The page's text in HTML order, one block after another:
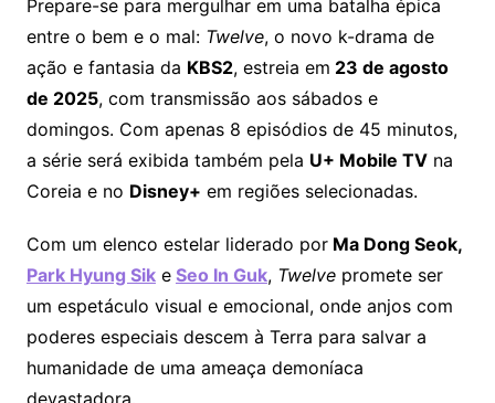
Prepare-se para mergulhar em uma batalha épica
entre o bem e o mal: Twelve, o novo k-drama de
ação e fantasia da KBS2, estreia em 23 de agosto
de 2025, com transmissão aos sábados e
domingos. Com apenas 8 episódios de 45 minutos,
a série será exibida também pela U+ Mobile TVna
Coreia e no Disney+ em regiões selecionadas.
Com um elenco estelar liderado porMa Dong Seok,
Park Hyung Sike Seo In Guk, Twelve promete ser
um espetáculo visual e emocional, onde anjos com
poderes especiais descem à Terra para salvar a
humanidade de uma ameaça demoníaca